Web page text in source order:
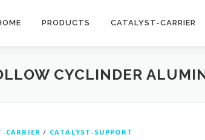
PRODUCTS CATALYST-CARRIER
CYCLINDER
CARRIER / CATALYST-SUPPORT